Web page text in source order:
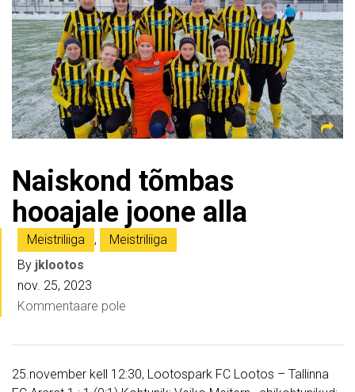
Naiskond tõmbas
hooajale joone alla
Meistriliiga ,
Meistriliiga
By jklootos
nov. 25, 2023
Kommentaare pole
25.november kell 12:30, Lootospark FC Lootos – Tallinna